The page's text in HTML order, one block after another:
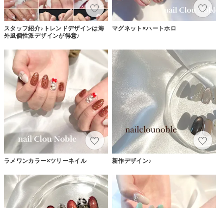
スタッフ紹介♪トレンドデザインは海
外風個性派デザインが得意♪
マグネット×ハートホロ
ラメワンカラー×ツリーネイル 新作デザイン♪